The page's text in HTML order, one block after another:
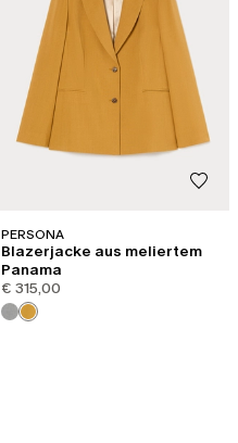
PERSONA
Blazerjacke aus meliertem
Panama
€ 315,00